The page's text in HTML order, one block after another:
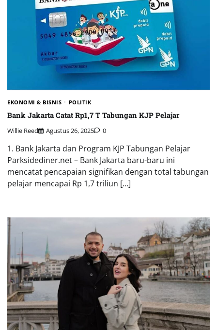
EKONOMI & BISNIS POLITIK
Bank Jakarta Catat Rp1,7 T Tabungan KJP Pelajar
Willie Reed Agustus 26, 2025 0
1. Bank Jakarta dan Program KJP Tabungan Pelajar
Parksidediner.net – Bank Jakarta baru-baru ini
mencatat pencapaian signifikan dengan total tabungan
pelajar mencapai Rp 1,7 triliun […]